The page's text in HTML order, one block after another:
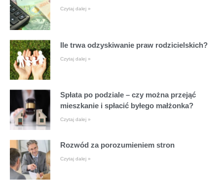
Czytaj dalej »
Ile trwa odzyskiwanie praw rodzicielskich?
Czytaj dalej »
Spłata po podziale – czy można przejąć
mieszkanie i spłacić byłego małżonka?
Czytaj dalej »
Rozwód za porozumieniem stron
Czytaj dalej »